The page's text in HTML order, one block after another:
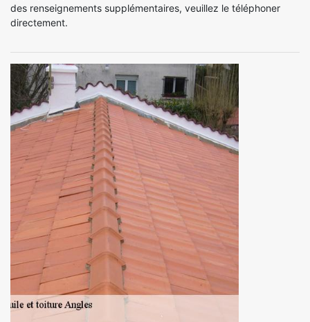
des renseignements supplémentaires, veuillez le téléphoner
directement.